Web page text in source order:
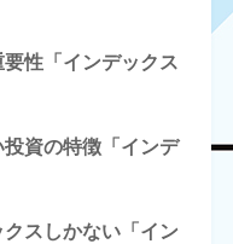
性「インデックス
資の特徴「インデ
スしかない「イン